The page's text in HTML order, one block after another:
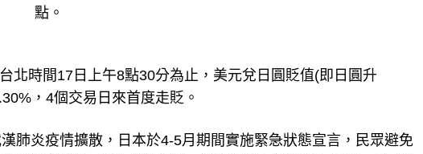
點。
北時間17日上午8點30分為止，美元兌日圓貶值(即日圓升
，4個交易日來首度走貶。
肺炎疫情擴散，日本於4-5月期間實施緊急狀態宣言，民眾避免